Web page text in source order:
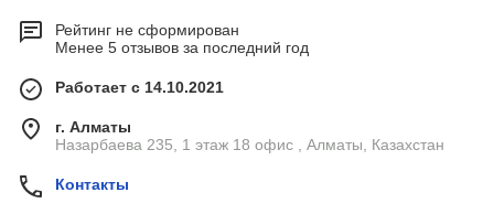
Рейтинг не сформирован
Менее 5 отзывов за последний год
Работает с 14.10.2021
г. Алматы
Назарбаева 235, 1 этаж 18 офис , Алматы, Казахстан
Контакты